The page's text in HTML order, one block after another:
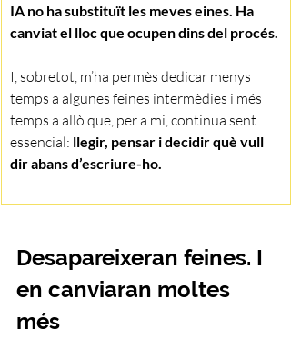
IA no ha substituït les meves eines. Ha
canviat el lloc que ocupen dins del procés.
I, sobretot, m’ha permès dedicar menys
temps a algunes feines intermèdies i més
temps a allò que, per a mi, continua sent
essencial: llegir, pensar i decidir què vull
dir abans d’escriure-ho.
Desapareixeran feines. I
en canviaran moltes
més